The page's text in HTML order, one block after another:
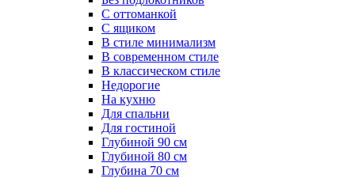
С оттоманкой
С ящиком
В стиле минимализм
В современном стиле
В классическом стиле
Недорогие
На кухню
Для спальни
Для гостиной
Глубиной 90 см
Глубиной 80 см
Глубина 70 см